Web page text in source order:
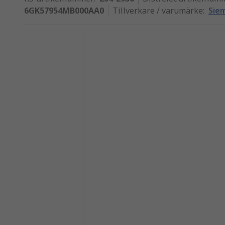
6GK57954MB000AA0
Tillverkare / varumärke: